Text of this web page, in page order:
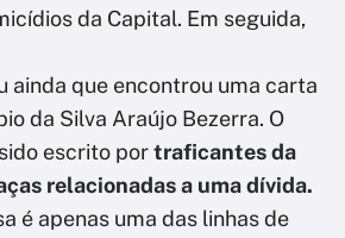
da Capital. Em seguida,
ainda que encontrou uma carta
da Silva Araújo Bezerra. O
escrito portraficantes da
relacionadas a uma dívida.
é apenas uma das linhas de